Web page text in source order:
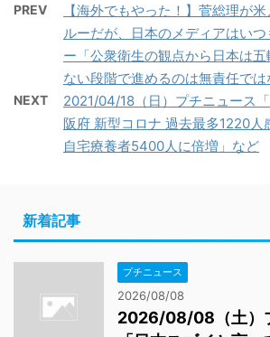
PREV
【海外でもやった！】菅総理が
ルーだが、日本のメディアはい
ー「公衆衛生の観点から日本は
ない段階で進めるのは無責任では
NEXT
2021/04/18（日）プチニュース
阪府 新型コロナ 過去最多1220人
自宅療養者5400人に倍増」など
新着記事
プチニュース
2026/08/08
2026/08/08（土）